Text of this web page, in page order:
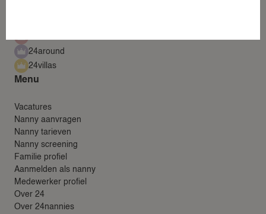
24around
24villas
Menu
Vacatures
Nanny aanvragen
Nanny tarieven
Nanny screening
Familie profiel
Aanmelden als nanny
Medewerker profiel
Over 24
Over 24nannies